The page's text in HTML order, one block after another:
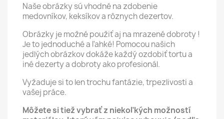
Naše obrázky sú vhodné na zdobenie
medovníkov, keksíkov a rôznych dezertov.
Obrázky je možné použiť aj na mrazené dobroty !
Je to jednoduché a ľahké! Pomocou našich
jedlých obrázkov dokáže každý ozdobiť tortu a
iné dezerty a dobroty ako profesionál.
Vyžaduje si to len trochu fantázie, trpezlivosti a
vašej práce.
Môžete si tiež vybrať z niekoľkých možností